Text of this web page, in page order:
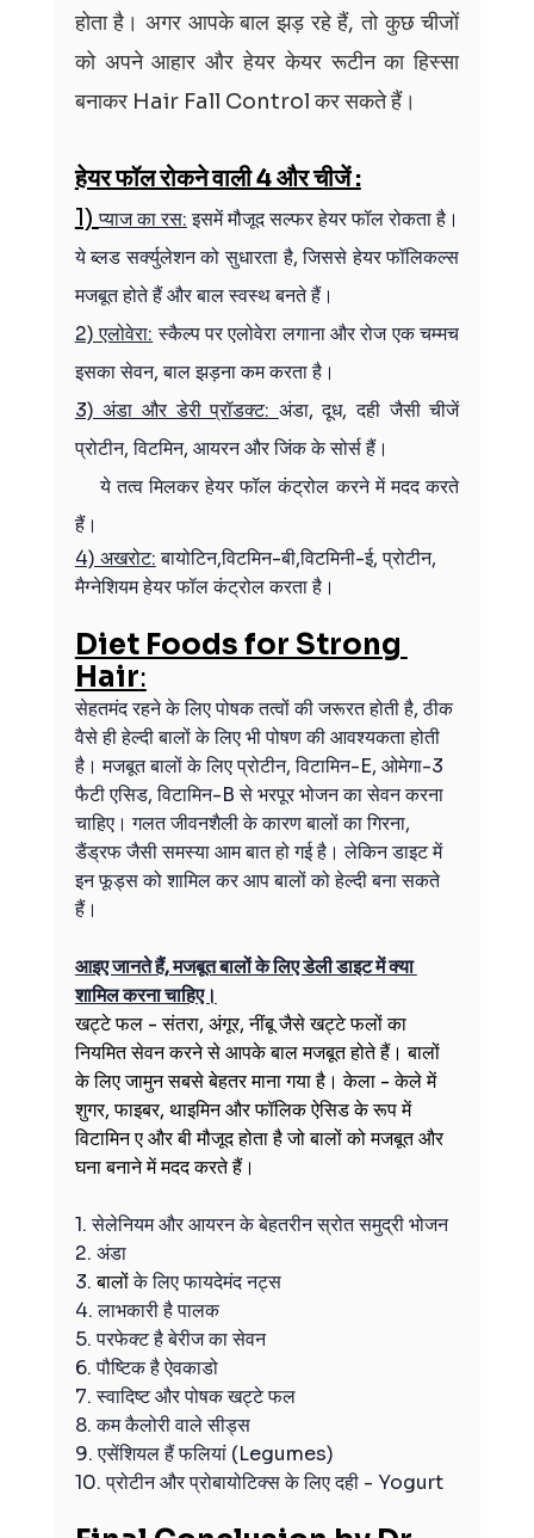
होता है। अगर आपके बाल झड़ रहे हैं, तो कुछ चीजों
को अपने आहार और हेयर केयर रूटीन का हिस्सा
बनाकर Hair Fall Control कर सकते हैं।
हेयर फॉल रोकने वाली 4 और चीजें :
1) प्याज का रस: इसमें मौजूद सल्फर हेयर फॉल रोकता है।
ये ब्लड सर्क्युलेशन को सुधारता है, जिससे हेयर फॉलिकल्स
मजबूत होते हैं और बाल स्वस्थ बनते हैं।
2) एलोवेरा: स्कैल्प पर एलोवेरा लगाना और रोज एक चम्मच
इसका सेवन, बाल झड़ना कम करता है।
3) अंडा और डेरी प्रॉडक्ट: अंडा, दूध, दही जैसी चीजें
प्रोटीन, विटमिन, आयरन और जिंक के सोर्स हैं।
    ये तत्व मिलकर हेयर फॉल कंट्रोल करने में मदद करते
हैं।
4) अखरोट: बायोटिन,विटमिन-बी,विटमिनी-ई, प्रोटीन,
मैग्नेशियम हेयर फॉल कंट्रोल करता है।
Diet Foods for Strong
Hair:
सेहतमंद रहने के लिए पोषक तत्वों की जरूरत होती है, ठीक
वैसे ही हेल्दी बालों के लिए भी पोषण की आवश्यकता होती
है। मजबूत बालों के लिए प्रोटीन, विटामिन-E, ओमेगा-3
फैटी एसिड, विटामिन-B से भरपूर भोजन का सेवन करना
चाहिए। गलत जीवनशैली के कारण बालों का गिरना,
डैंड्रफ जैसी समस्या आम बात हो गई है। लेकिन डाइट में
इन फूड्स को शामिल कर आप बालों को हेल्दी बना सकते
हैं।
आइए जानते हैं, मजबूत बालों के लिए डेली डाइट में क्या
शामिल करना चाहिए।
खट्टे फल - संतरा, अंगूर, नींबू जैसे खट्टे फलों का
नियमित सेवन करने से आपके बाल मजबूत होते हैं। बालों
के लिए जामुन सबसे बेहतर माना गया है। केला - केले में
शुगर, फाइबर, थाइमिन और फॉलिक ऐसिड के रूप में
विटामिन ए और बी मौजूद होता है जो बालों को मजबूत और
घना बनाने में मदद करते हैं।
1. सेलेनियम और आयरन के बेहतरीन स्रोत समुद्री भोजन
2. अंडा
3. बालों के लिए फायदेमंद नट्स
4. लाभकारी है पालक
5. परफेक्ट है बेरीज का सेवन
6. पौष्टिक है ऐवकाडो
7. स्वादिष्ट और पोषक खट्टे फल
8. कम कैलोरी वाले सीड्स
9. एसेंशियल हैं फलियां (Legumes)
10. प्रोटीन और प्रोबायोटिक्स के लिए दही - Yogurt